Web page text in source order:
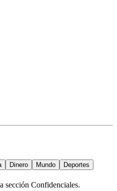
Dinero Mundo
Deportes
sección Confidenciales.